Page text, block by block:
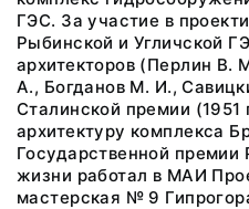
ГЭС. За участие в
Рыбинской и Угличской
архитекторов (Перлин В.
А., Богданов М. И.,
Сталинской премии (1951
архитектуру комплекса
Государственной
жизни работал в МАИ
мастерская № 9